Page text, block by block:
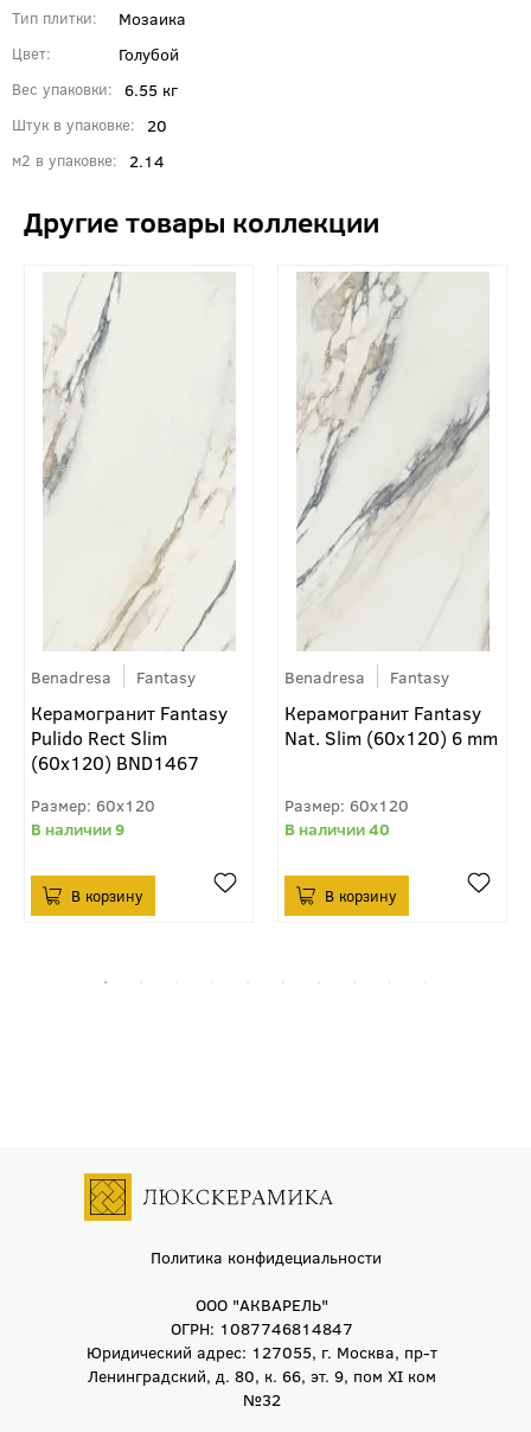
Тип плитки Мозаика
Цвет Голубой
Вес упаковки 6.55 кг
Штук в упаковке 20
м2 в упаковке 2.14
Benadresa Fantasy
Керамогранит Fantasy
Pulido Rect Slim
(60x120) BND1467
60x120
9
Benadresa Fantasy
Керамогранит Fantasy
Nat. Slim (60x120) 6 mm
60x120
40
Политика конфидециальности
ООО "АКВАРЕЛЬ"
ОГРН: 1087746814847
Юридический адрес: 127055, г. Москва, пр-т
Ленинградский, д. 80, к. 66, эт. 9, пом XI ком
№32